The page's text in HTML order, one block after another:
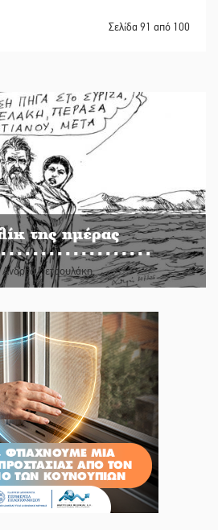
Σελίδα 91 από 100
της ημέρας
Πετρουλάκη